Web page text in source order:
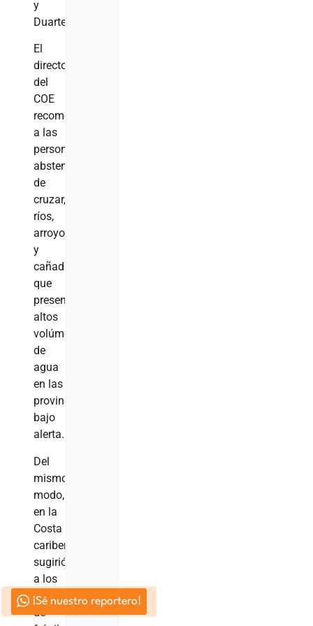
y
Duarte.
El
director
del
COE
recomendó
a las
personas
abstenerse
de
cruzar,
ríos,
arroyos
y
cañadas
que
presenten
altos
volúmenes
de
agua
en las
provincias
bajo
alerta.
Del
mismo
modo,
en la
Costa
caribeña,
sugirió
a los
operadores
de
¡Sé nuestro reportero!